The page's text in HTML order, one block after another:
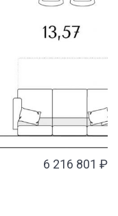
6 216 801 ₽